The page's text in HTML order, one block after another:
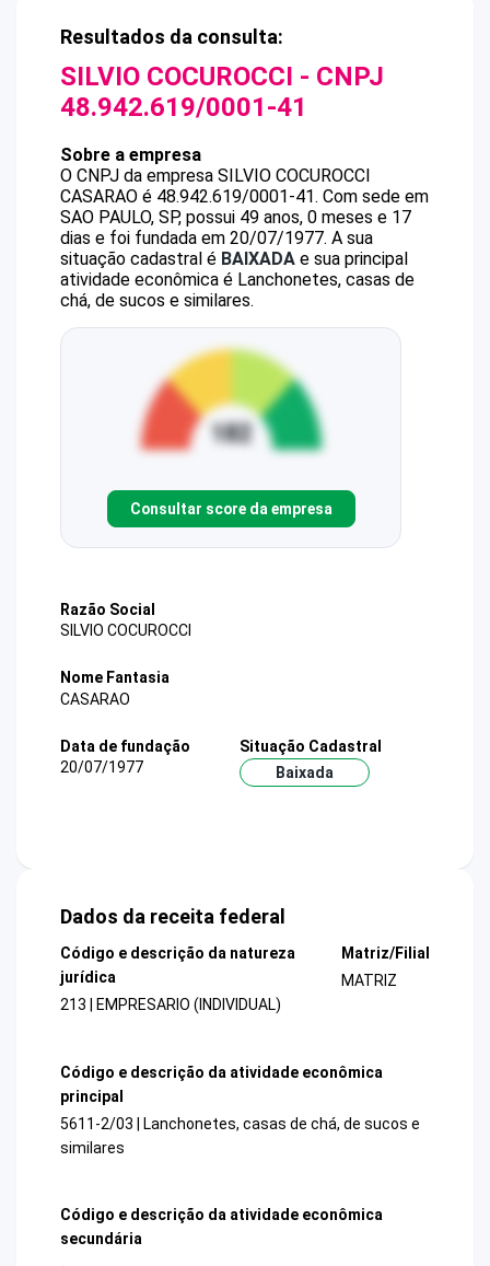
Resultados da consulta:
SILVIO COCUROCCI - CNPJ
48.942.619/0001-41
Sobre a empresa
O CNPJ da empresa SILVIO COCUROCCI
CASARAO é 48.942.619/0001-41. Com sede em
SAO PAULO, SP, possui 49 anos, 0 meses e 17
dias e foi fundada em 20/07/1977. A sua
situação cadastral é BAIXADA e sua principal
atividade econômica é Lanchonetes, casas de
chá, de sucos e similares.
Consultar score da empresa
Razão Social
SILVIO COCUROCCI
Nome Fantasia
CASARAO
Data de fundação
20/07/1977
Situação Cadastral
Baixada
Dados da receita federal
Código e descrição da natureza
jurídica
213 | EMPRESARIO (INDIVIDUAL)
Matriz/Filial
MATRIZ
Código e descrição da atividade econômica
principal
5611-2/03 | Lanchonetes, casas de chá, de sucos e
similares
Código e descrição da atividade econômica
secundária